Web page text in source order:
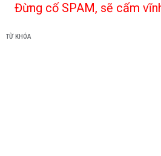
Đừng cố SPAM, sẽ cấm
TỪ KHÓA